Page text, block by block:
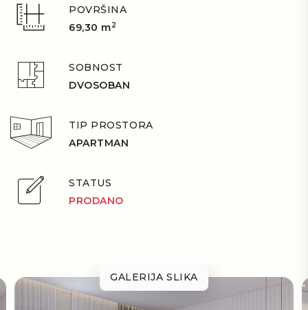
POVRŠINA
69,30 m2
SOBNOST
DVOSOBAN
TIP PROSTORA
APARTMAN
STATUS
PRODANO
GALERIJA SLIKA